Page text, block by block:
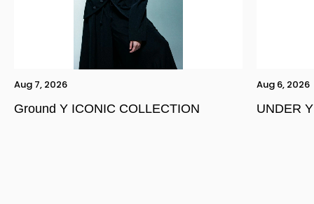
Aug 7, 2026
Ground Y ICONIC COLLECTION
Aug 6, 2026
UNDER